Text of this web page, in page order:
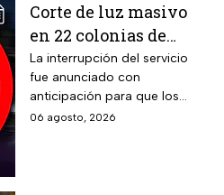
Corte de luz masivo
en 22 colonias de
México; zonas
afectadas hoy 7 de
agosto
La interrupción del servicio
fue anunciado con
anticipación para que los
usuarios puedan tomar las
06 agosto, 2026